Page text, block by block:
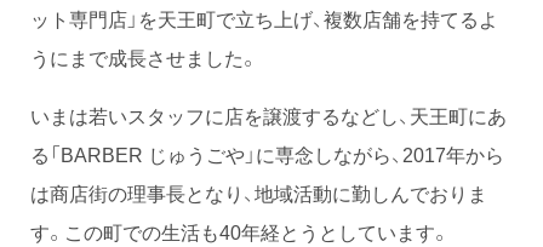
ット専門店」を天王町で立ち上げ、複数店舗を持てるよ
うにまで成長させました。
いまは若いスタッフに店を譲渡するなどし、天王町にあ
る「BARBER じゅうごや」に専念しながら、2017年から
は商店街の理事長となり、地域活動に勤しんでおりま
す。この町での生活も40年経とうとしています。